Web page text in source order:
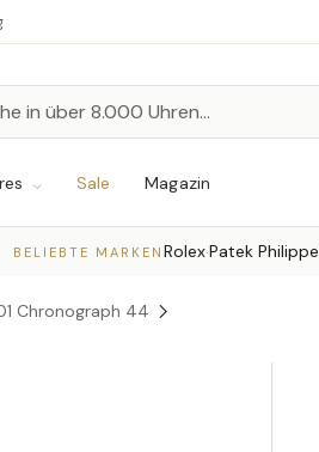
Sale Magazin
BELIEBTE MARKEN Rolex·Patek Philippe
Chronograph 44